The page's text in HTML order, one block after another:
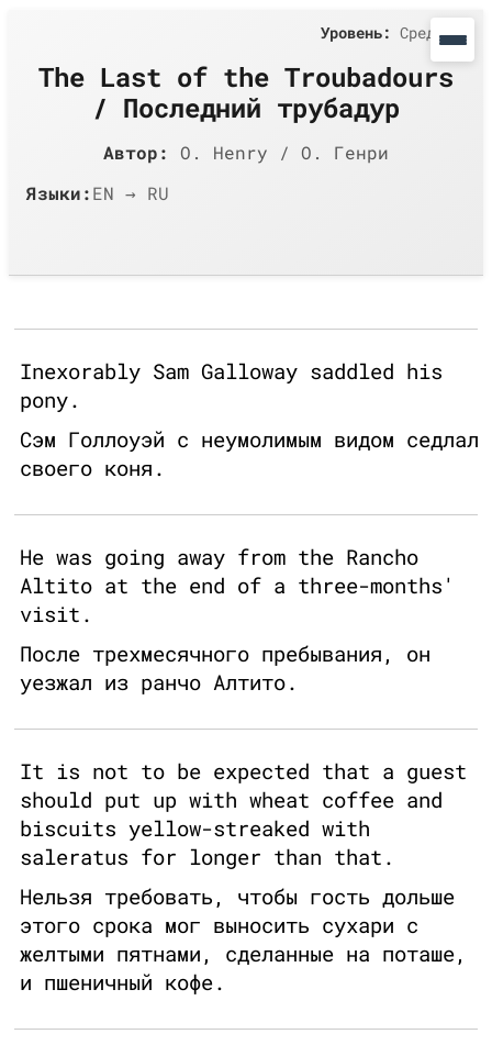
The Last of the Troubadours
/ Последний трубадур
Автор:
O. Henry / О. Генри
Языки:EN → RU
Уровень: Средний
Inexorably Sam Galloway saddled his
pony.
Сэм Голлоуэй с неумолимым видом седлал
своего коня.
He was going away from the Rancho
Altito at the end of a three-months'
visit.
После трехмесячного пребывания, он
уезжал из ранчо Алтито.
It is not to be expected that a guest
should put up with wheat coffee and
biscuits yellow-streaked with
saleratus for longer than that.
Нельзя требовать, чтобы гость дольше
этого срока мог выносить сухари с
желтыми пятнами, сделанные на поташе,
и пшеничный кофе.